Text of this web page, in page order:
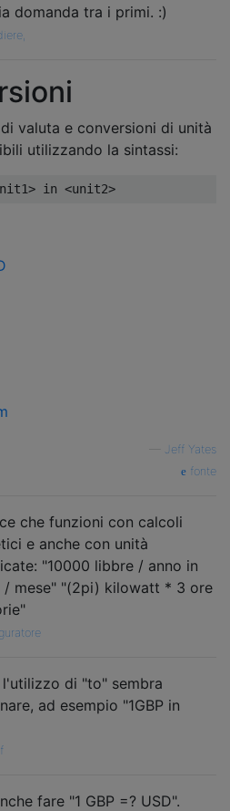
domanda tra i primi. :)
valuta e conversioni di unità
utilizzando la sintassi:
Jeff Yates
fonte
che funzioni con calcoli
e anche con unità
"10000 libbre / anno in
/ mese" "(2pi) kilowatt * 3 ore
l'utilizzo di "to" sembra
ad esempio "1GBP in
fare "1 GBP =? USD".